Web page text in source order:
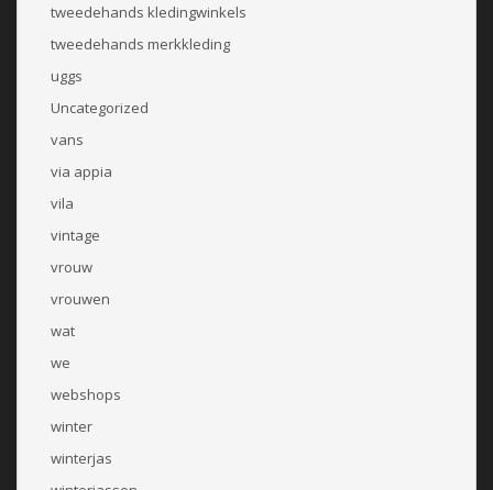
tweedehands kledingwinkels
tweedehands merkkleding
uggs
Uncategorized
vans
via appia
vila
vintage
vrouw
vrouwen
wat
we
webshops
winter
winterjas